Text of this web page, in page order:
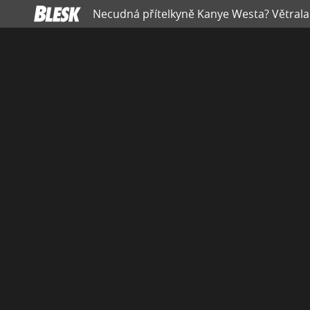
Necudná přítelkyně Kanye Westa?